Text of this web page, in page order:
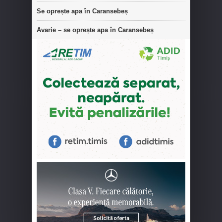
Se oprește apa în Caransebeș
Avarie – se oprește apa în Caransebeș